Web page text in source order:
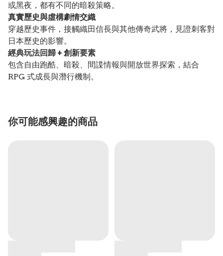
或黑夜，都有不同的暗殺策略。
真實歷史與虛構劇情交織
穿越歷史事件，接觸織田信長與其他傳奇武將，見證刺客對
日本歷史的影響。
經典玩法回歸 + 創新要素
包含自由跑酷、暗殺、間諜情報與開放世界探索，結合
RPG 式成長與潛行機制。
你可能感興趣的商品